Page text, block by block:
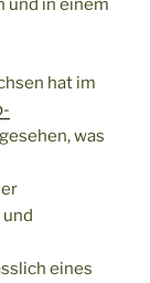
und in einem
hat im
was
eines